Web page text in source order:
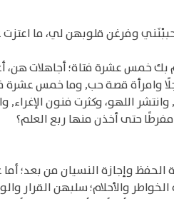
وفرغن قلوبهن لي، ما
بك خمس عشرة فتاة؛ أجاهلات هن،
قصة حب, وما خمس عشرة
اللهو، وكثرت فنون
حتى أخذن منها ربع العلم؟
وإجازة النسيان من بعد؛
والأحلام؛ سلبهن القرار